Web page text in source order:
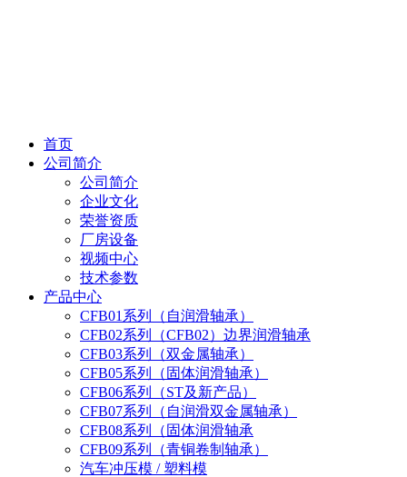
首页
公司简介
公司简介
企业文化
荣誉资质
厂房设备
视频中心
技术参数
产品中心
CFB01系列（自润滑轴承）
CFB02系列（CFB02）边界润滑轴承
CFB03系列（双金属轴承）
CFB05系列（固体润滑轴承）
CFB06系列（ST及新产品）
CFB07系列（自润滑双金属轴承）
CFB08系列（固体润滑轴承
CFB09系列（青铜卷制轴承）
汽车冲压模 / 塑料模